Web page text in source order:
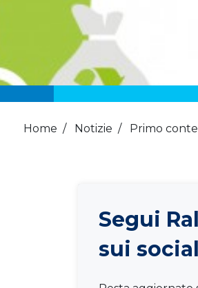
Home / Notizie / Primo
Segui
sui